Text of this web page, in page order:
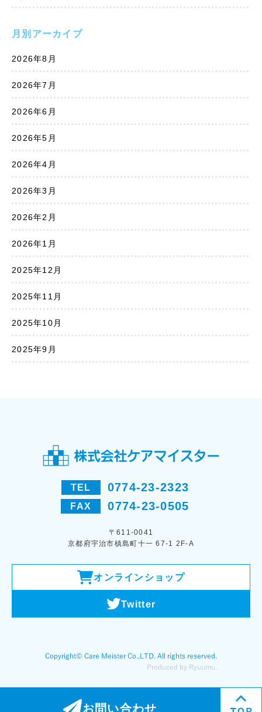
月別アーカイブ
2026年8月
2026年7月
2026年6月
2026年5月
2026年4月
2026年3月
2026年2月
2026年1月
2025年12月
2025年11月
2025年10月
2025年9月
TEL 0774-23-2323
FAX 0774-23-0505
〒611-0041
京都府宇治市槙島町十一 67-1 2F-A
オンラインショップ
Twitter
お問い合わせ